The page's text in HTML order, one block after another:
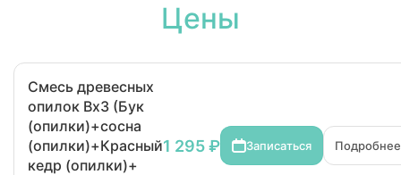
Цены
Смесь древесных
опилок Bx3 (Бук
(опилки)+сосна
(опилки)+Красный
кедр (опилки)+
1 295 ₽ Записаться Подробнее